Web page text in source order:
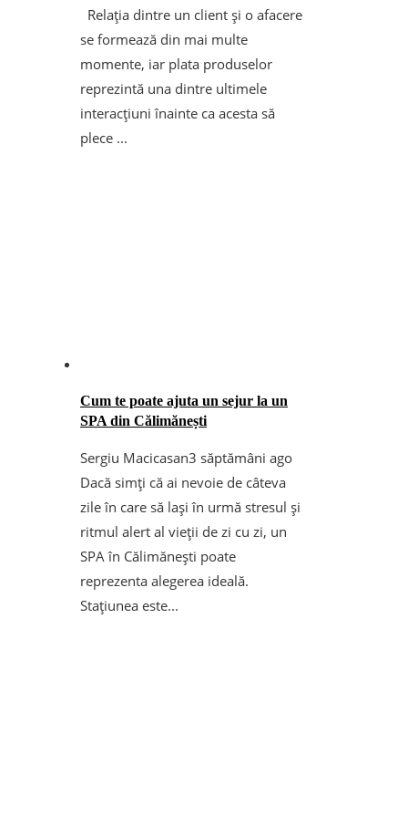
Relația dintre un client și o afacere
se formează din mai multe
momente, iar plata produselor
reprezintă una dintre ultimele
interacțiuni înainte ca acesta să
plece ...
Cum te poate ajuta un sejur la un
SPA din Călimănești
Sergiu Macicasan3 săptămâni ago
Dacă simți că ai nevoie de câteva
zile în care să lași în urmă stresul și
ritmul alert al vieții de zi cu zi, un
SPA în Călimănești poate
reprezenta alegerea ideală.
Stațiunea este...